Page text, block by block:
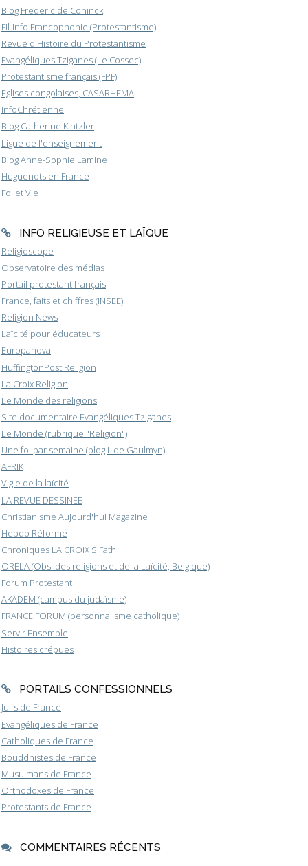
Blog Frederic de Coninck
Fil-info Francophonie (Protestantisme)
Revue d'Histoire du Protestantisme
Evangéliques Tziganes (Le Cossec)
Protestantisme français (FPF)
Eglises congolaises, CASARHEMA
InfoChrétienne
Blog Catherine Kintzler
Ligue de l'enseignement
Blog Anne-Sophie Lamine
Huguenots en France
Foi et Vie
INFO RELIGIEUSE ET LAÏQUE
Religioscope
Observatoire des médias
Portail protestant français
France, faits et chiffres (INSEE)
Religion News
Laïcité pour éducateurs
Europanova
HuffingtonPost Religion
La Croix Religion
Le Monde des religions
Site documentaire Evangéliques Tziganes
Le Monde (rubrique "Religion")
Une foi par semaine (blog I. de Gaulmyn)
AFRIK
Vigie de la laïcité
LA REVUE DESSINEE
Christianisme Aujourd'hui Magazine
Hebdo Réforme
Chroniques LA CROIX S.Fath
ORELA (Obs. des religions et de la Laïcité, Belgique)
Forum Protestant
AKADEM (campus du judaïsme)
FRANCE FORUM (personnalisme catholique)
Servir Ensemble
Histoires crépues
PORTAILS CONFESSIONNELS
Juifs de France
Evangéliques de France
Catholiques de France
Bouddhistes de France
Musulmans de France
Orthodoxes de France
Protestants de France
COMMENTAIRES RÉCENTS